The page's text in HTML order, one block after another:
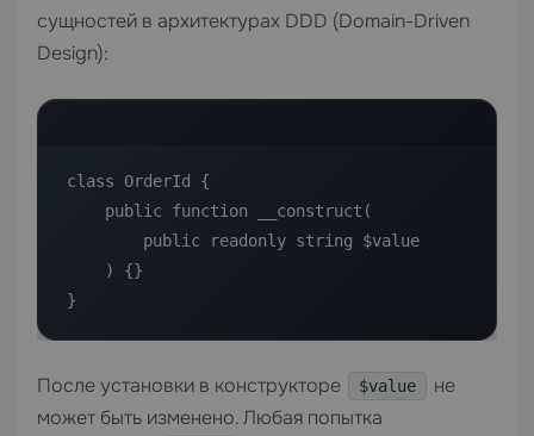
сущностей в архитектурах DDD (Domain-Driven
Design):
class OrderId {
}
После установки в конструкторе $value
не
может быть изменено. Любая попытка